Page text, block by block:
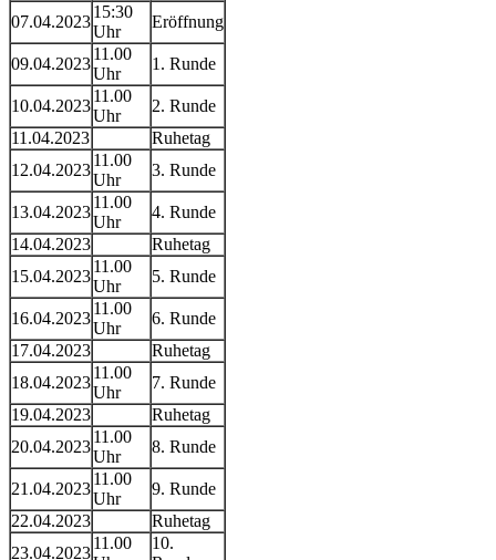
07.04.2023
15:30
Uhr
Eröffnung
09.04.2023
11.00
Uhr
1. Runde
10.04.2023
11.00
Uhr
2. Runde
11.04.2023
Ruhetag
12.04.2023
11.00
Uhr
3. Runde
13.04.2023
11.00
Uhr
4. Runde
14.04.2023
Ruhetag
15.04.2023
11.00
Uhr
5. Runde
16.04.2023
11.00
Uhr
6. Runde
17.04.2023
Ruhetag
18.04.2023
11.00
Uhr
7. Runde
19.04.2023
Ruhetag
20.04.2023
11.00
Uhr
8. Runde
21.04.2023
11.00
Uhr
9. Runde
22.04.2023
Ruhetag
23.04.2023
11.00
10.